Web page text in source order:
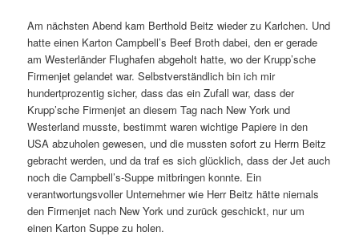
Am nächsten Abend kam Berthold Beitz wieder zu Karlchen. Und
hatte einen Karton Campbell’s Beef Broth dabei, den er gerade
am Westerländer Flughafen abgeholt hatte, wo der Krupp’sche
Firmenjet gelandet war. Selbstverständlich bin ich mir
hundertprozentig sicher, dass das ein Zufall war, dass der
Krupp’sche Firmenjet an diesem Tag nach New York und
Westerland musste, bestimmt waren wichtige Papiere in den
USA abzuholen gewesen, und die mussten sofort zu Herrn Beitz
gebracht werden, und da traf es sich glücklich, dass der Jet auch
noch die Campbell’s-Suppe mitbringen konnte. Ein
verantwortungsvoller Unternehmer wie Herr Beitz hätte niemals
den Firmenjet nach New York und zurück geschickt, nur um
einen Karton Suppe zu holen.